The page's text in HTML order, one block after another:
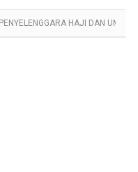
PENYELENGGARA HAJI DAN UMROH